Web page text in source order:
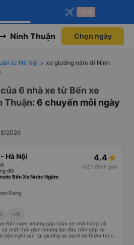
Vexere ngay!
thành viên độc
Mở app
Vexere
khi đặt vé máy bay qua
Mở app
-30k
Ninh Thuận Chọn ngày
từ Hà Nội
xe giường nằm đi Ninh
6 nhà xe từ Bến xe
Thuận: 6 chuyến mỗi ngày
2026
Hà Nội
đôi
4.4
(321 đánh giá)
Bến Xe Nước Ngầm
Rang
+5
Bắc nam nhưng gặp toàn xe chở hàng và
mất thời gian nhưng lan đầu tiên gặp xe
tiện nghi sac tại giường xe sạch sẽ thơm tài xế
ung hô nhe